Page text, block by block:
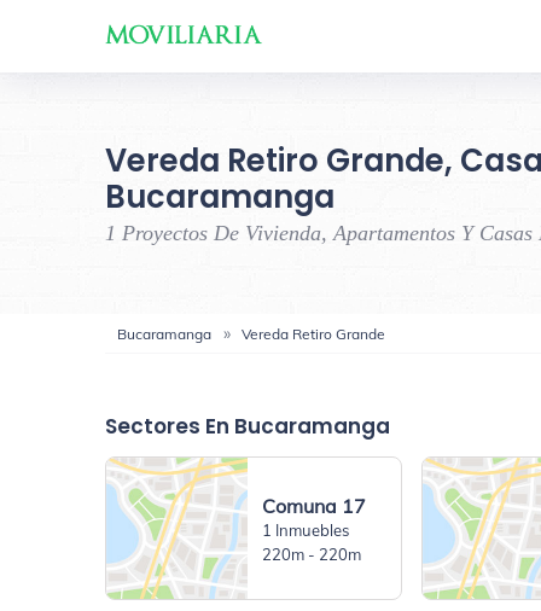
Vereda Retiro Grande,
Bucaramanga
1 Proyectos De Vivienda, Apartamentos Y
Bucaramanga Vereda Retiro Grande
Sectores En Bucaramanga
Comuna 17
1 Inmuebles
220m - 220m